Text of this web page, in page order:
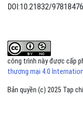
DOI:10.21832/
công trình này được cấp
thương mại 4.0
Bản quyền (c) 2025 Tạp